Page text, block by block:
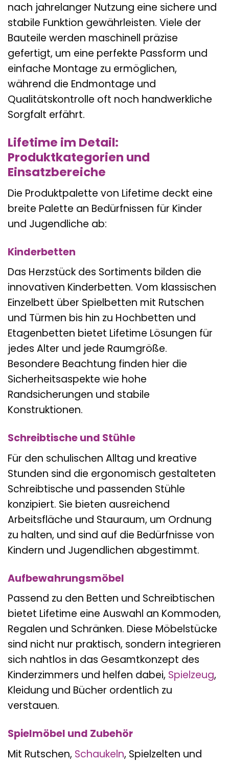
nach jahrelanger Nutzung eine sichere und
stabile Funktion gewährleisten. Viele der
Bauteile werden maschinell präzise
gefertigt, um eine perfekte Passform und
einfache Montage zu ermöglichen,
während die Endmontage und
Qualitätskontrolle oft noch handwerkliche
Sorgfalt erfährt.
Lifetime im Detail:
Produktkategorien und
Einsatzbereiche
Die Produktpalette von Lifetime deckt eine
breite Palette an Bedürfnissen für Kinder
und Jugendliche ab:
Kinderbetten
Das Herzstück des Sortiments bilden die
innovativen Kinderbetten. Vom klassischen
Einzelbett über Spielbetten mit Rutschen
und Türmen bis hin zu Hochbetten und
Etagenbetten bietet Lifetime Lösungen für
jedes Alter und jede Raumgröße.
Besondere Beachtung finden hier die
Sicherheitsaspekte wie hohe
Randsicherungen und stabile
Konstruktionen.
Schreibtische und Stühle
Für den schulischen Alltag und kreative
Stunden sind die ergonomisch gestalteten
Schreibtische und passenden Stühle
konzipiert. Sie bieten ausreichend
Arbeitsfläche und Stauraum, um Ordnung
zu halten, und sind auf die Bedürfnisse von
Kindern und Jugendlichen abgestimmt.
Aufbewahrungsmöbel
Passend zu den Betten und Schreibtischen
bietet Lifetime eine Auswahl an Kommoden,
Regalen und Schränken. Diese Möbelstücke
sind nicht nur praktisch, sondern integrieren
sich nahtlos in das Gesamtkonzept des
Kinderzimmers und helfen dabei, Spielzeug,
Kleidung und Bücher ordentlich zu
verstauen.
Spielmöbel und Zubehör
Mit Rutschen, Schaukeln, Spielzelten und